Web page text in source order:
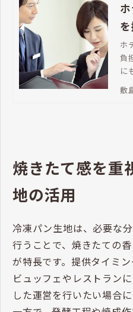
ホ
負
に
率
敷
焼きたて感を重
地の活用
冷凍パン生地は、必要な
行うことで、焼きたての
が特長です。提供タイミ
ビュッフェやレストラン
した運営を行いたい場合に